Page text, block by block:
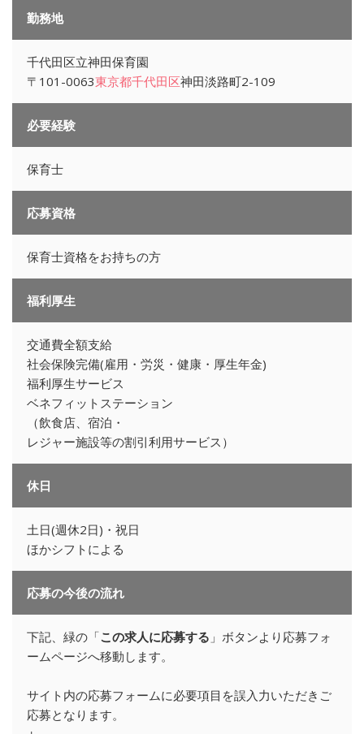
勤務地
千代田区立神田保育園
〒101-0063東京都千代田区神田淡路町2-109
必要経験
保育士
応募資格
保育士資格をお持ちの方
福利厚生
交通費全額支給
社会保険完備(雇用・労災・健康・厚生年金)
福利厚生サービス
ベネフィットステーション
（飲食店、宿泊・
レジャー施設等の割引利用サービス）
休日
土日(週休2日)・祝日
ほかシフトによる
応募の今後の流れ
下記、緑の「この求人に応募する 」ボタンより応募フォ
ームページへ移動します。
サイト内の応募フォームに必要項目を誤入力いただきご
応募となります。